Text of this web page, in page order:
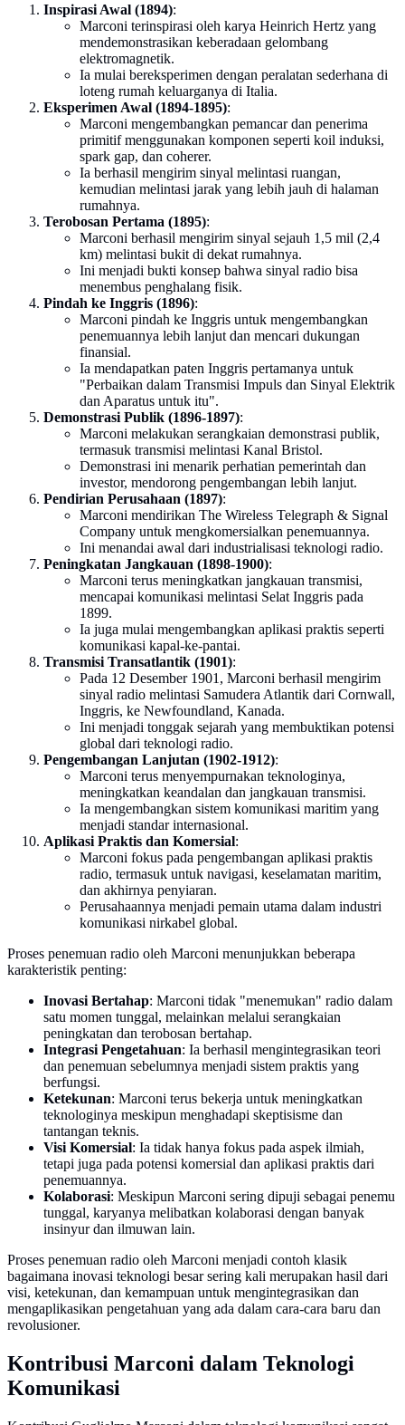
Inspirasi Awal (1894):
Marconi terinspirasi oleh karya Heinrich Hertz yang
mendemonstrasikan keberadaan gelombang
elektromagnetik.
Ia mulai bereksperimen dengan peralatan sederhana di
loteng rumah keluarganya di Italia.
Eksperimen Awal (1894-1895):
Marconi mengembangkan pemancar dan penerima
primitif menggunakan komponen seperti koil induksi,
spark gap, dan coherer.
Ia berhasil mengirim sinyal melintasi ruangan,
kemudian melintasi jarak yang lebih jauh di halaman
rumahnya.
Terobosan Pertama (1895):
Marconi berhasil mengirim sinyal sejauh 1,5 mil (2,4
km) melintasi bukit di dekat rumahnya.
Ini menjadi bukti konsep bahwa sinyal radio bisa
menembus penghalang fisik.
Pindah ke Inggris (1896):
Marconi pindah ke Inggris untuk mengembangkan
penemuannya lebih lanjut dan mencari dukungan
finansial.
Ia mendapatkan paten Inggris pertamanya untuk
"Perbaikan dalam Transmisi Impuls dan Sinyal Elektrik
dan Aparatus untuk itu".
Demonstrasi Publik (1896-1897):
Marconi melakukan serangkaian demonstrasi publik,
termasuk transmisi melintasi Kanal Bristol.
Demonstrasi ini menarik perhatian pemerintah dan
investor, mendorong pengembangan lebih lanjut.
Pendirian Perusahaan (1897):
Marconi mendirikan The Wireless Telegraph & Signal
Company untuk mengkomersialkan penemuannya.
Ini menandai awal dari industrialisasi teknologi radio.
Peningkatan Jangkauan (1898-1900):
Marconi terus meningkatkan jangkauan transmisi,
mencapai komunikasi melintasi Selat Inggris pada
1899.
Ia juga mulai mengembangkan aplikasi praktis seperti
komunikasi kapal-ke-pantai.
Transmisi Transatlantik (1901):
Pada 12 Desember 1901, Marconi berhasil mengirim
sinyal radio melintasi Samudera Atlantik dari Cornwall,
Inggris, ke Newfoundland, Kanada.
Ini menjadi tonggak sejarah yang membuktikan potensi
global dari teknologi radio.
Pengembangan Lanjutan (1902-1912):
Marconi terus menyempurnakan teknologinya,
meningkatkan keandalan dan jangkauan transmisi.
Ia mengembangkan sistem komunikasi maritim yang
menjadi standar internasional.
Aplikasi Praktis dan Komersial:
Marconi fokus pada pengembangan aplikasi praktis
radio, termasuk untuk navigasi, keselamatan maritim,
dan akhirnya penyiaran.
Perusahaannya menjadi pemain utama dalam industri
komunikasi nirkabel global.
Proses penemuan radio oleh Marconi menunjukkan beberapa
karakteristik penting:
Inovasi Bertahap: Marconi tidak "menemukan" radio dalam
satu momen tunggal, melainkan melalui serangkaian
peningkatan dan terobosan bertahap.
Integrasi Pengetahuan: Ia berhasil mengintegrasikan teori
dan penemuan sebelumnya menjadi sistem praktis yang
berfungsi.
Ketekunan: Marconi terus bekerja untuk meningkatkan
teknologinya meskipun menghadapi skeptisisme dan
tantangan teknis.
Visi Komersial: Ia tidak hanya fokus pada aspek ilmiah,
tetapi juga pada potensi komersial dan aplikasi praktis dari
penemuannya.
Kolaborasi: Meskipun Marconi sering dipuji sebagai penemu
tunggal, karyanya melibatkan kolaborasi dengan banyak
insinyur dan ilmuwan lain.
Proses penemuan radio oleh Marconi menjadi contoh klasik
bagaimana inovasi teknologi besar sering kali merupakan hasil dari
visi, ketekunan, dan kemampuan untuk mengintegrasikan dan
mengaplikasikan pengetahuan yang ada dalam cara-cara baru dan
revolusioner.
Kontribusi Marconi dalam Teknologi
Komunikasi